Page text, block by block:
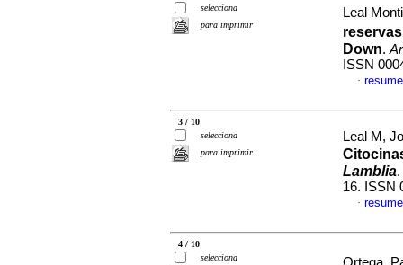
selecciona
para imprimir
Leal
Down.
ISSN
·
3 / 10
selecciona
para imprimir
Leal M,
Lamblia.
16. ISSN
·
4 / 10
selecciona